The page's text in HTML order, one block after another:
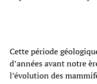
Cette période
d’années avant notre
l’évolution des